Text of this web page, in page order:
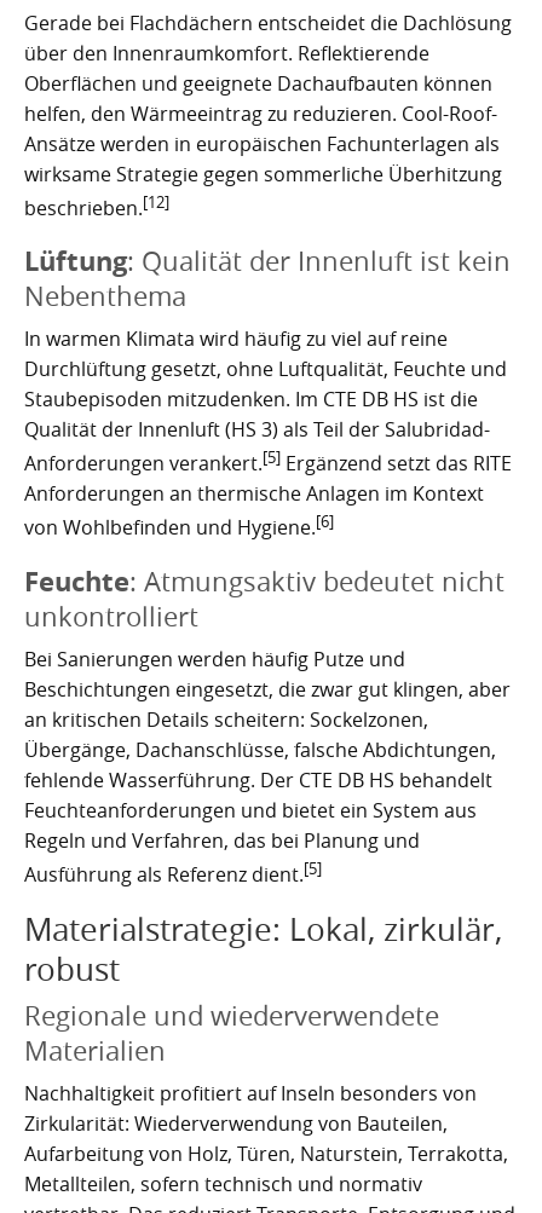
Gerade bei Flachdächern entscheidet die Dachlösung
über den Innenraumkomfort. Reflektierende
Oberflächen und geeignete Dachaufbauten können
helfen, den Wärmeeintrag zu reduzieren. Cool-Roof-
Ansätze werden in europäischen Fachunterlagen als
wirksame Strategie gegen sommerliche Überhitzung
beschrieben.[12]
Lüftung: Qualität der Innenluft ist kein
Nebenthema
In warmen Klimata wird häufig zu viel auf reine
Durchlüftung gesetzt, ohne Luftqualität, Feuchte und
Staubepisoden mitzudenken. Im CTE DB HS ist die
Qualität der Innenluft (HS 3) als Teil der Salubridad-
Anforderungen verankert.[5] Ergänzend setzt das RITE
Anforderungen an thermische Anlagen im Kontext
von Wohlbefinden und Hygiene.[6]
Feuchte: Atmungsaktiv bedeutet nicht
unkontrolliert
Bei Sanierungen werden häufig Putze und
Beschichtungen eingesetzt, die zwar gut klingen, aber
an kritischen Details scheitern: Sockelzonen,
Übergänge, Dachanschlüsse, falsche Abdichtungen,
fehlende Wasserführung. Der CTE DB HS behandelt
Feuchteanforderungen und bietet ein System aus
Regeln und Verfahren, das bei Planung und
Ausführung als Referenz dient.[5]
Materialstrategie: Lokal, zirkulär,
robust
Regionale und wiederverwendete
Materialien
Nachhaltigkeit profitiert auf Inseln besonders von
Zirkularität: Wiederverwendung von Bauteilen,
Aufarbeitung von Holz, Türen, Naturstein, Terrakotta,
Metallteilen, sofern technisch und normativ